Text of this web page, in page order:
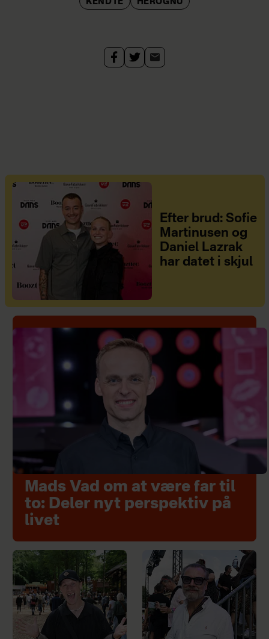
KENDTE HEROGNU
Efter brud: Sofie
Martinusen og
Daniel Lazrak
har datet i skjul
Mads Vad om at være far til
to: Deler nyt perspektiv på
livet